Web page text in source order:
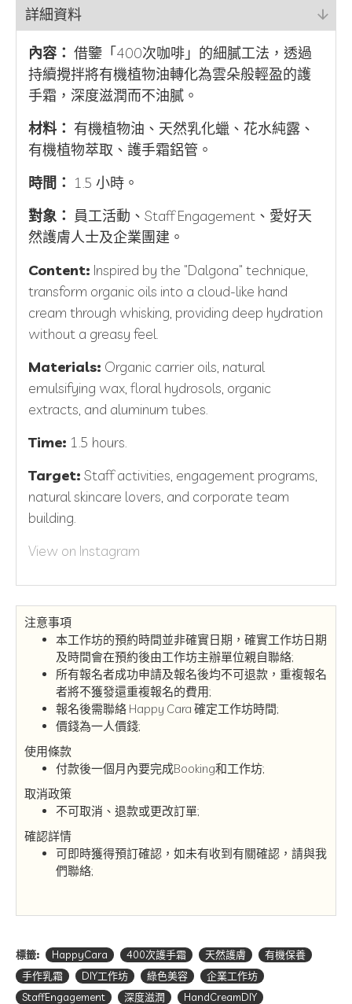
注意事項
本工作坊的預約時間並非確實日期，確實工作坊日期
及時間會在預約後由工作坊主辦單位親自聯絡;
所有報名者成功申請及報名後均不可退款，重複報名
者將不獲發還重複報名的費用;
報名後需聯絡 Happy Cara 確定工作坊時間;
價錢為一人價錢;
使用條款
付款後一個月內要完成Booking和工作坊;
取消政策
不可取消、退款或更改訂單;
確認詳情
可即時獲得預訂確認，如未有收到有關確認，請與我
們聯絡;
詳細資料
內容： 借鑒「400次咖啡」的細膩工法，透過
持續攪拌將有機植物油轉化為雲朵般輕盈的護
手霜，深度滋潤而不油膩。
材料： 有機植物油、天然乳化蠟、花水純露、
有機植物萃取、護手霜鋁管。
時間： 1.5 小時。
對象： 員工活動、Staff Engagement、愛好天
然護膚人士及企業團建。
Content: Inspired by the "Dalgona" technique,
transform organic oils into a cloud-like hand
cream through whisking, providing deep hydration
without a greasy feel.
Materials: Organic carrier oils, natural
emulsifying wax, floral hydrosols, organic
extracts, and aluminum tubes.
Time: 1.5 hours.
Target: Staff activities, engagement programs,
natural skincare lovers, and corporate team
building.
View on Instagram
標籤: HappyCara 400次護手霜 天然護膚
有機保養
手作乳霜
DIY工作坊 綠色美容
企業工作坊
StaffEngagement
深度滋潤
HandCreamDIY